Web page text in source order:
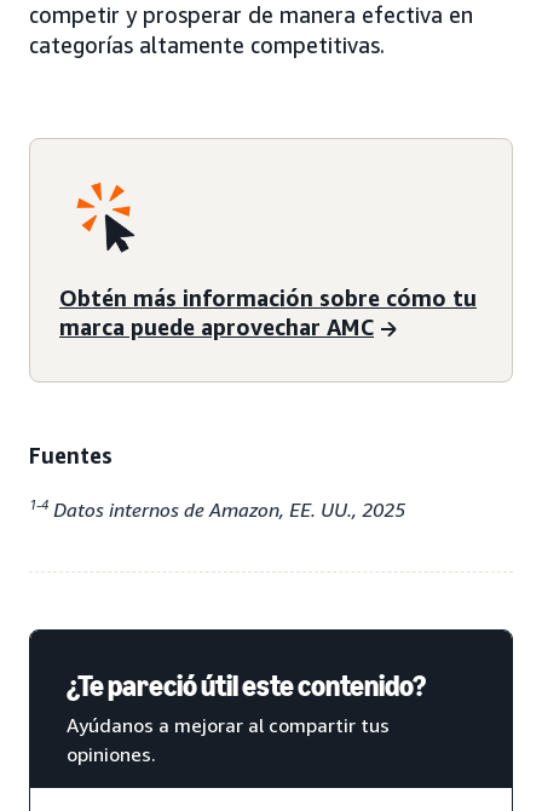
competir y prosperar de manera efectiva en
categorías altamente competitivas.
Obtén más información sobre cómo tu
marca puede aprovechar AMC
Fuentes
1-4 Datos internos de Amazon, EE. UU., 2025
¿Te pareció útil este contenido?
Ayúdanos a mejorar al compartir tus
opiniones.